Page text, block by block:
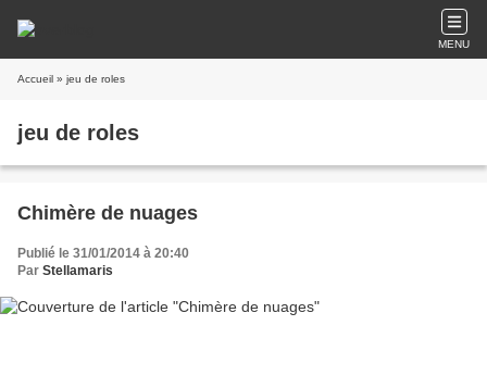
MENU
Accueil » jeu de roles
jeu de roles
Chimère de nuages
Publié le 31/01/2014 à 20:40
Par Stellamaris